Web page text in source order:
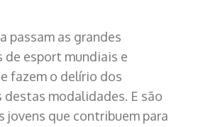
passam as grandes
de esport mundiais e
fazem o delírio dos
destas modalidades. E são
jovens que contribuem para